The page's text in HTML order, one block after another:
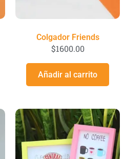
Colgador Friends
$1600.00
Añadir al carrito